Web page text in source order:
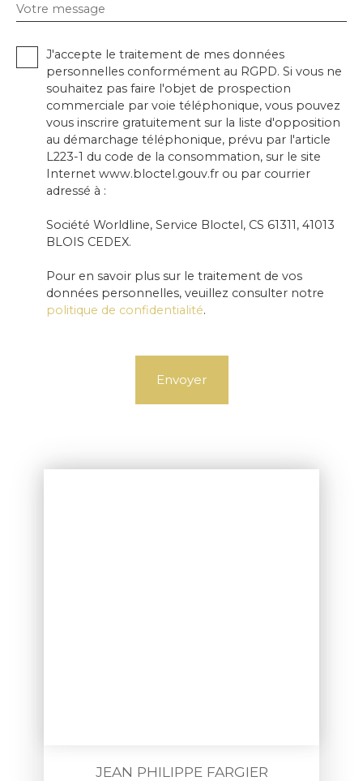
Votre message
J'accepte le traitement de mes données
personnelles conformément au RGPD. Si vous ne
souhaitez pas faire l'objet de prospection
commerciale par voie téléphonique, vous pouvez
vous inscrire gratuitement sur la liste d'opposition
au démarchage téléphonique, prévu par l'article
L223-1 du code de la consommation, sur le site
Internet www.bloctel.gouv.fr ou par courrier
adressé à :
Société Worldline, Service Bloctel, CS 61311, 41013
BLOIS CEDEX.
Pour en savoir plus sur le traitement de vos
données personnelles, veuillez consulter notre
politique de confidentialité.
Envoyer
JEAN PHILIPPE FARGIER